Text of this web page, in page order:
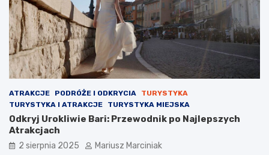
ATRAKCJE PODRÓŻE I ODKRYCIA
TURYSTYKA
TURYSTYKA I ATRAKCJE
TURYSTYKA MIEJSKA
Odkryj Urokliwie Bari: Przewodnik po Najlepszych
Atrakcjach
2 sierpnia 2025 Mariusz Marciniak